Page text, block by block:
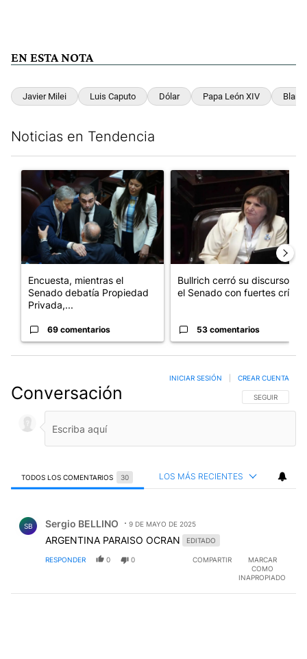
EN ESTA NOTA
Javier Milei Luis Caputo Dólar Papa León XIV
Noticias en Tendencia
Un artículo de tendencia con el título "Encuesta, mientras el
Encuesta, mientras el
Senado debatía Propiedad
Privada,...
69 comentarios
Un artículo de tendencia
Bullrich cerró su discurso en
el Senado con fuertes crí...
53 comentarios
Conversación SIGA ESTA
SEGUIR
INICIAR SESIÓN CREAR CUENTA
TODOS LOS COMENTARIOS 30 LOS MÁS RECIENTES
SB Sergio BELLINO 9 DE MAYO DE 2025
ARGENTINA PARAISO OCRAN EDITADO
RESPONDER 0 0 COMPARTIR
MARCAR
COMO
INAPROPIADO